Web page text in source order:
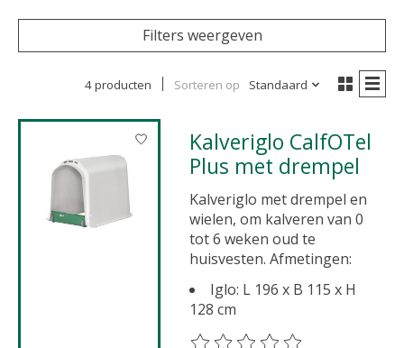
Filters weergeven
4 producten Sorteren op Standaard
Kalveriglo CalfOTel
Plus met drempel
Kalveriglo met drempel en
wielen, om kalveren van 0
tot 6 weken oud te
huisvesten. Afmetingen:
Iglo: L 196 x B 115 x H
128 cm
De beoordeling van dit